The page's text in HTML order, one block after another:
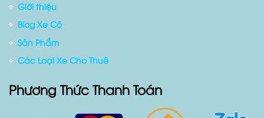
Giới thiệu
Blog Xe Cộ
Sản Phẩm
Các Loại Xe Cho Thuê
Phương Thức Thanh Toán